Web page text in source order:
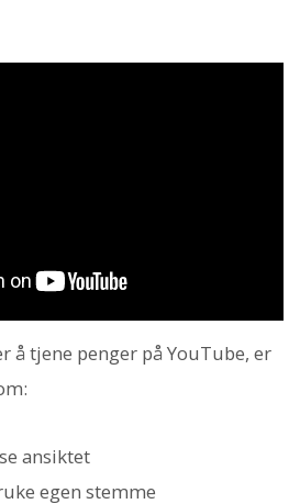
å tjene penger på YouTube, er
ansiktet
egen stemme